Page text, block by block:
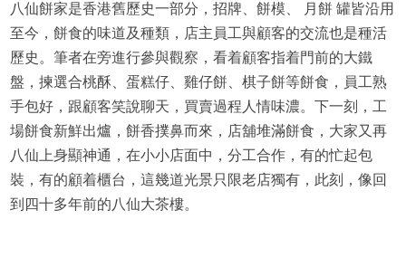
八仙餅家是香港舊歷史一部分，招牌、餅模、 月餅 罐皆沿用
至今，餅食的味道及種類，店主員工與顧客的交流也是種活
歷史。筆者在旁進行參與觀察，看着顧客指着門前的大鐵
盤，揀選合桃酥、蛋糕仔、雞仔餅、棋子餅等餅食，員工熟
手包好，跟顧客笑說聊天，買賣過程人情味濃。下一刻，工
場餅食新鮮出爐，餅香撲鼻而來，店舖堆滿餅食，大家又再
八仙上身顯神通，在小小店面中，分工合作，有的忙起包
裝，有的顧着櫃台，這幾道光景只限老店獨有，此刻，像回
到四十多年前的八仙大茶樓。